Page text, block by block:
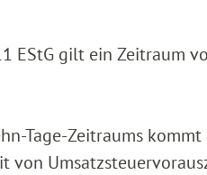
EStG gilt ein Zeitraum
Tage-Zeitraums
von